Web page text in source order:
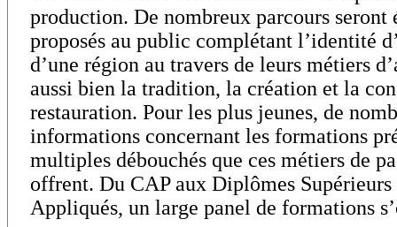
production. De nombreux parcours seront
proposés au public complétant l’identité
d’une région au travers de leurs métiers
aussi bien la tradition, la création et la
restauration. Pour les plus jeunes, de
informations concernant les formations
multiples débouchés que ces métiers de
offrent. Du CAP aux Diplômes Supérieurs
Appliqués, un large panel de formations